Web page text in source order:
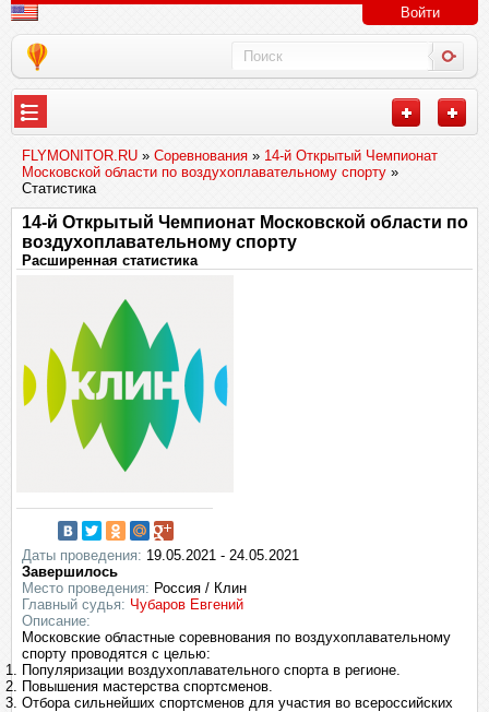
Войти
FLYMONITOR.RU » Соревнования » 14-й Открытый Чемпионат
Московской области по воздухоплавательному спорту »
Статистика
14-й Открытый Чемпионат Московской области по
воздухоплавательному спорту
Расширенная статистика
Даты проведения: 19.05.2021 - 24.05.2021
Завершилось
Место проведения: Россия / Клин
Главный судья: Чубаров Евгений
Описание:
Московские областные соревнования по воздухоплавательному
спорту проводятся с целью:
Популяризации воздухоплавательного спорта в регионе.
Повышения мастерства спортсменов.
Отбора сильнейших спортсменов для участия во всероссийских